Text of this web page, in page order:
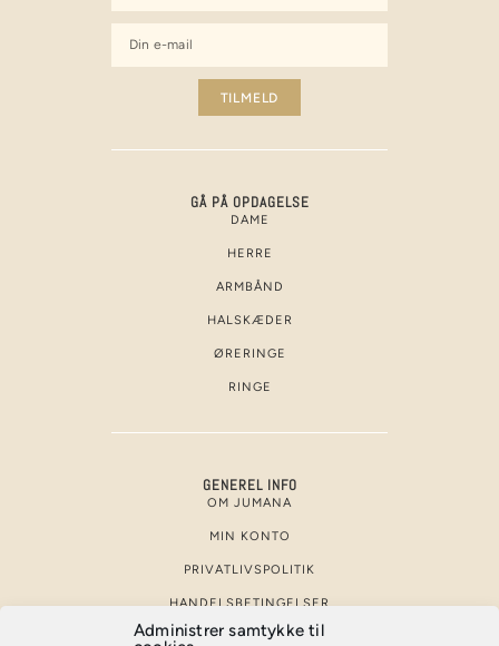
Administrer samtykke til
TILMELD
GÅ PÅ OPDAGELSE
DAME
HERRE
ARMBÅND
HALSKÆDER
ØRERINGE
RINGE
GENEREL INFO
OM JUMANA
MIN KONTO
PRIVATLIVSPOLITIK
HANDELSBETINGELSER
KASSE